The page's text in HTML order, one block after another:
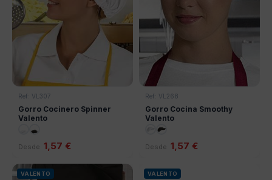
Ref: VL307
Gorro Cocinero Spinner
Valento
Desde 1,57 €
Ref: VL268
Gorro Cocina Smoothy
Valento
Desde 1,57 €
VALENTO VALENTO